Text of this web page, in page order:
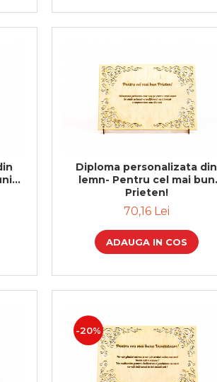
Diploma personalizata din
lemn- Pentru cel mai bun
Prieten!
70,16 Lei
ADAUGA IN COS
-20%